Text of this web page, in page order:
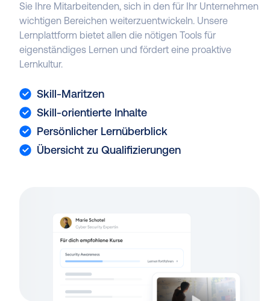
Sie Ihre Mitarbeitenden, sich in den für Ihr Unternehmen
wichtigen Bereichen weiterzuentwickeln. Unsere
Lernplattform bietet allen die nötigen Tools für
eigenständiges Lernen und fördert eine proaktive
Lernkultur.
Skill-Maritzen
Skill-orientierte Inhalte
Persönlicher Lernüberblick
Übersicht zu Qualifizierungen